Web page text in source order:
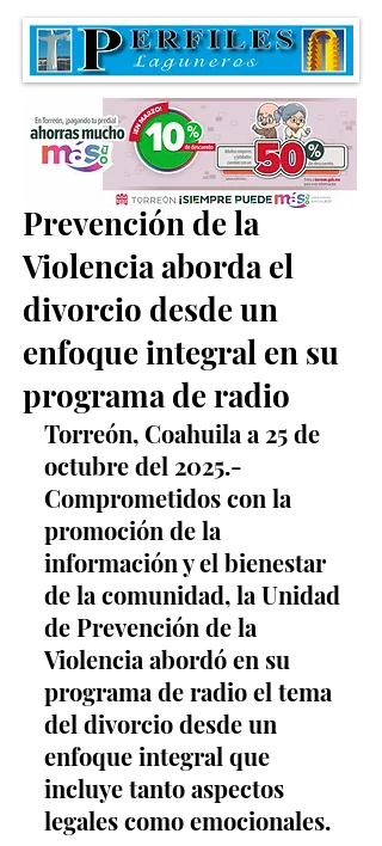
La Unidad de
Prevención de la
Violencia aborda el
divorcio desde un
enfoque integral en su
programa de radio
Torreón, Coahuila a 25 de
octubre del 2025.-
Comprometidos con la
promoción de la
información y el bienestar
de la comunidad, la Unidad
de Prevención de la
Violencia abordó en su
programa de radio el tema
del divorcio desde un
enfoque integral que
incluye tanto aspectos
legales como emocionales.